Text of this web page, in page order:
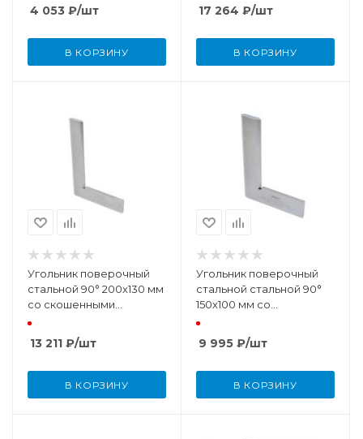
4 053 ₽/шт
В КОРЗИНУ
17 264 ₽/шт
В КОРЗИНУ
Угольник поверочный
стальной 90° 200x130 мм
со скошенными
кромками (DIN875 КТ 00)
13 211 ₽/шт
В КОРЗИНУ
Угольник поверочный
стальной стальной 90°
150x100 мм со
скошенными кромками
(DIN875 КТ 00)
9 995 ₽/шт
В КОРЗИНУ